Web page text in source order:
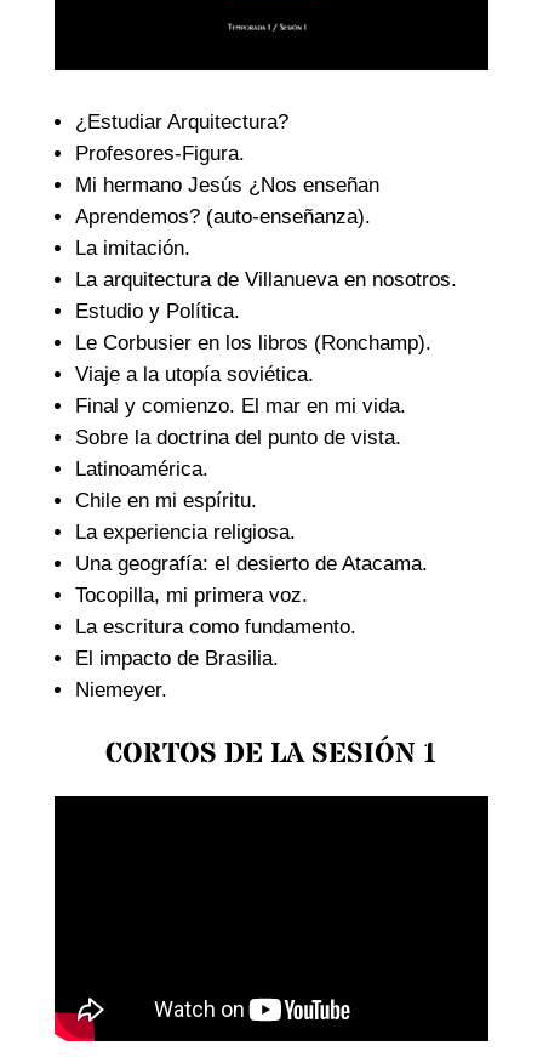
¿Estudiar Arquitectura?
Profesores-Figura.
Mi hermano Jesús ¿Nos enseñan
Aprendemos? (auto-enseñanza).
La imitación.
La arquitectura de Villanueva en nosotros.
Estudio y Política.
Le Corbusier en los libros (Ronchamp).
Viaje a la utopía soviética.
Final y comienzo. El mar en mi vida.
Sobre la doctrina del punto de vista.
Latinoamérica.
Chile en mi espíritu.
La experiencia religiosa.
Una geografía: el desierto de Atacama.
Tocopilla, mi primera voz.
La escritura como fundamento.
El impacto de Brasilia.
Niemeyer.
CORTOS DE LA SESIÓN 1